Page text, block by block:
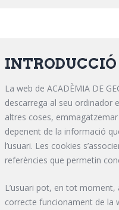
INTRODUCCIÓ
La web de ACADÈMIA DE
descarrega al seu ordinador
altres coses,
depenent de la informació
l’usuari. Les cookies
referències que permetin
L’usuari pot, en tot
correcte funcionament de la